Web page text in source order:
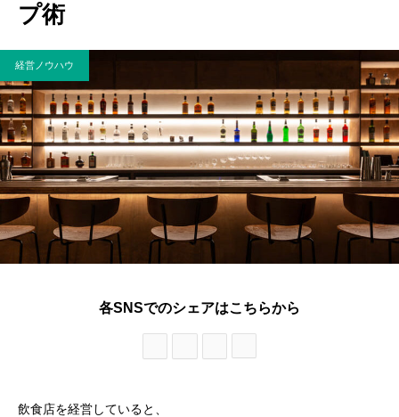
プ術
経営ノウハウ
各SNSでのシェアはこちらから
飲食店を経営していると、